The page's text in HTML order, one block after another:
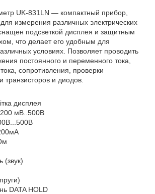
UK-831LN — компактный прибор,
измерения различных электрических
подсветкой дисплея и защитным
что делает его удобным для
условиях. Позволяет проводить
постоянного и переменного тока,
сопротивления, проверки
транзисторов и диодов.
дисплея
200 мВ..500В
(звук)
DATA HOLD